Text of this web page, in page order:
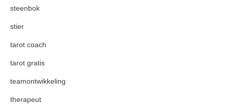
steenbok
stier
tarot coach
tarot gratis
teamontwikkeling
therapeut